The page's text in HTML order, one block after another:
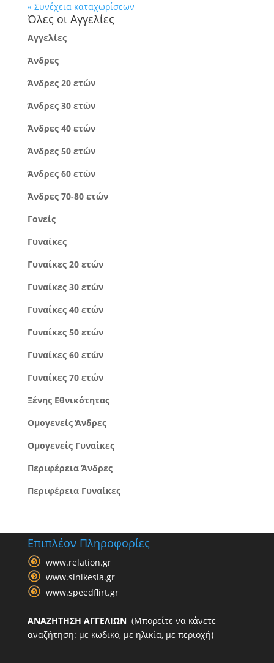
« Συνέχεια καταχωρίσεων
Όλες οι Αγγελίες
Αγγελίες
Άνδρες
Άνδρες 20 ετών
Άνδρες 30 ετών
Άνδρες 40 ετών
Άνδρες 50 ετών
Άνδρες 60 ετών
Άνδρες 70-80 ετών
Γονείς
Γυναίκες
Γυναίκες 20 ετών
Γυναίκες 30 ετών
Γυναίκες 40 ετών
Γυναίκες 50 ετών
Γυναίκες 60 ετών
Γυναίκες 70 ετών
Ξένης Εθνικότητας
Ομογενείς Άνδρες
Ομογενείς Γυναίκες
Περιφέρεια Άνδρες
Περιφέρεια Γυναίκες
Επιπλέον Πληροφορίες
www.relation.gr
www.sinikesia.gr
www.speedflirt.gr
ΑΝΑΖΗΤΗΣΗ ΑΓΓΕΛΙΩΝ(Μπορείτε να κάνετε
αναζήτηση: με κωδικό, με ηλικία, με περιοχή)